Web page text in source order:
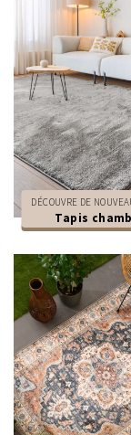
DÉCOUVRE DE
Tapis